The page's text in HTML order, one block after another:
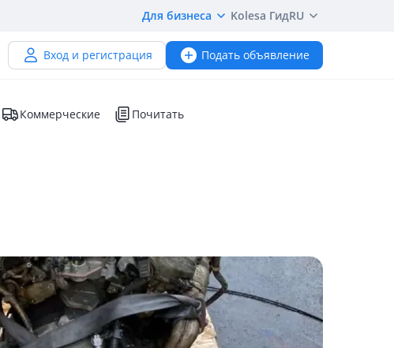
Для бизнеса Kolesa ГидRU
Вход и регистрация Подать объявление
Коммерческие Почитать